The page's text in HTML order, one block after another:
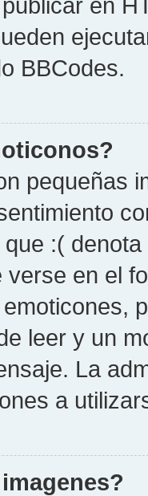
BBCodes.
pequeñas
:(
en el
leer y un
La
a